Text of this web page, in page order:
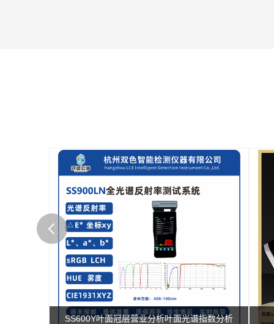
SS600Y叶面冠层营业分析叶面光谱指数分析